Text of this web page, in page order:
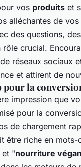
vos produits et
alléchantes de vos
des questions,
rôle crucial.
réseaux sociaux
et attirent de
pour la
impression que
pour la
de chargement
être riche en mots-
et "nourriture végan